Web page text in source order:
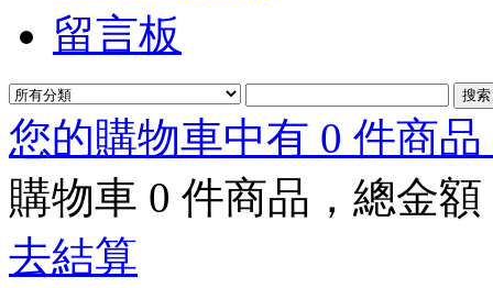
留言板
您的購物車中有 0 件商
購物車 0 件商品，總金
去結算